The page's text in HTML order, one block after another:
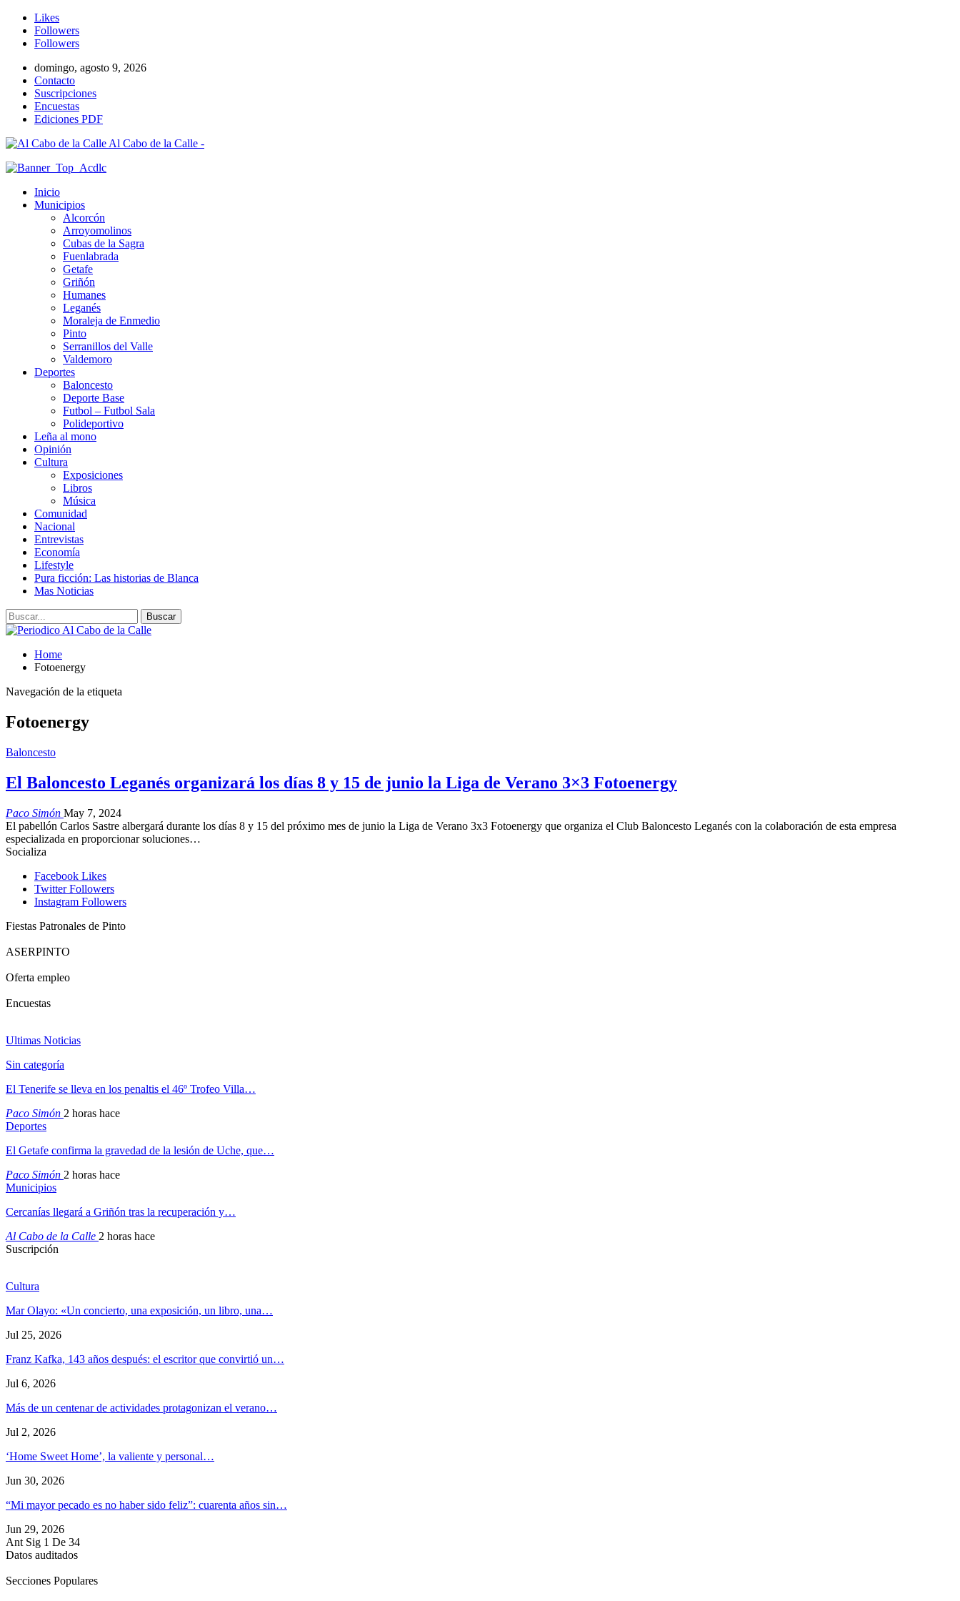
Likes
Followers
Followers
domingo, agosto 9, 2026
Contacto
Suscripciones
Encuestas
Ediciones PDF
Al Cabo de la Calle -
Inicio
Municipios
Alcorcón
Arroyomolinos
Cubas de la Sagra
Fuenlabrada
Getafe
Griñón
Humanes
Leganés
Moraleja de Enmedio
Pinto
Serranillos del Valle
Valdemoro
Deportes
Baloncesto
Deporte Base
Futbol – Futbol Sala
Polideportivo
Leña al mono
Opinión
Cultura
Exposiciones
Libros
Música
Comunidad
Nacional
Entrevistas
Economía
Lifestyle
Pura ficción: Las historias de Blanca
Mas Noticias
Home
Fotoenergy
Navegación de la etiqueta
Fotoenergy
Baloncesto
El Baloncesto Leganés organizará los días 8 y 15 de junio la Liga de Verano 3×3 Fotoenergy
Paco Simón May 7, 2024
El pabellón Carlos Sastre albergará durante los días 8 y 15 del próximo mes de junio la Liga de Verano 3x3 Fotoenergy que organiza el Club Baloncesto Leganés con la colaboración de esta empresa
especializada en proporcionar soluciones…
Socializa
Facebook Likes
Twitter Followers
Instagram Followers
Fiestas Patronales de Pinto
ASERPINTO
Oferta empleo
Encuestas
Ultimas Noticias
Sin categoría
El Tenerife se lleva en los penaltis el 46º Trofeo Villa…
Paco Simón 2 horas hace
Deportes
El Getafe confirma la gravedad de la lesión de Uche, que…
Paco Simón 2 horas hace
Municipios
Cercanías llegará a Griñón tras la recuperación y…
Al Cabo de la Calle 2 horas hace
Suscripción
Cultura
Mar Olayo: «Un concierto, una exposición, un libro, una…
Jul 25, 2026
Franz Kafka, 143 años después: el escritor que convirtió un…
Jul 6, 2026
Más de un centenar de actividades protagonizan el verano…
Jul 2, 2026
‘Home Sweet Home’, la valiente y personal…
Jun 30, 2026
“Mi mayor pecado es no haber sido feliz”: cuarenta años sin…
Jun 29, 2026
Ant Sig 1 De 34
Datos auditados
Secciones Populares